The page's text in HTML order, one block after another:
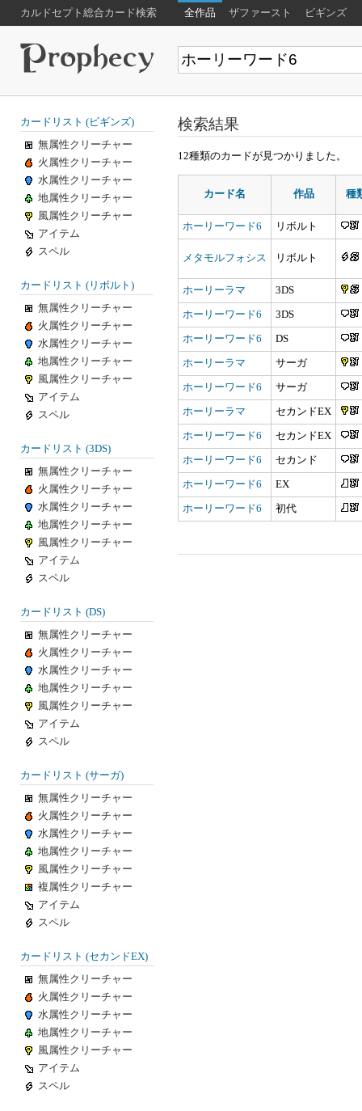
カルドセプト総合カード検索 全作品 ザファースト ビギンズ
検索結果
12種類のカードが見つかりました。
カード名 作品 種
ホーリーワード6 リボルト
メタモルフォシス リボルト
ホーリーラマ 3DS
ホーリーワード6 3DS
ホーリーワード6 DS
ホーリーラマ サーガ
ホーリーワード6 サーガ
ホーリーラマ セカンドEX
ホーリーワード6 セカンドEX
ホーリーワード6 セカンド
ホーリーワード6 EX
ホーリーワード6 初代
カードリスト (ビギンズ)
無属性クリーチャー
火属性クリーチャー
水属性クリーチャー
地属性クリーチャー
風属性クリーチャー
アイテム
スペル
カードリスト (リボルト)
無属性クリーチャー
火属性クリーチャー
水属性クリーチャー
地属性クリーチャー
風属性クリーチャー
アイテム
スペル
カードリスト (3DS)
無属性クリーチャー
火属性クリーチャー
水属性クリーチャー
地属性クリーチャー
風属性クリーチャー
アイテム
スペル
カードリスト (DS)
無属性クリーチャー
火属性クリーチャー
水属性クリーチャー
地属性クリーチャー
風属性クリーチャー
アイテム
スペル
カードリスト (サーガ)
無属性クリーチャー
火属性クリーチャー
水属性クリーチャー
地属性クリーチャー
風属性クリーチャー
複属性クリーチャー
アイテム
スペル
カードリスト (セカンドEX)
無属性クリーチャー
火属性クリーチャー
水属性クリーチャー
地属性クリーチャー
風属性クリーチャー
アイテム
スペル